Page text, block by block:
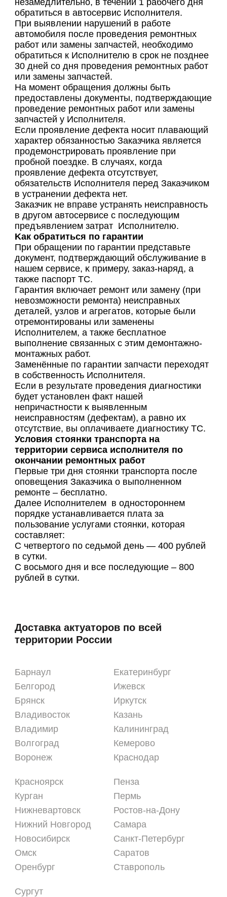
незамедлительно, в течении 1 рабочего дня
обратиться в автосервис Исполнителя.
При выявлении нарушений в работе
автомобиля после проведения ремонтных
работ или замены запчастей, необходимо
обратиться к Исполнителю в срок не позднее
30 дней со дня проведения ремонтных работ
или замены запчастей.
На момент обращения должны быть
предоставлены документы, подтверждающие
проведение ремонтных работ или замены
запчастей у Исполнителя.
Если проявление дефекта носит плавающий
характер обязанностью Заказчика является
продемонстрировать проявление при
пробной поездке. В случаях, когда
проявление дефекта отсутствует,
обязательств Исполнителя перед Заказчиком
в устранении дефекта нет.
Заказчик не вправе устранять неисправность
в другом автосервисе с последующим
предъявлением затрат Исполнителю.
Kaк oбpaтитьcя пo гapaнтии
При обращении по гарантии представьте
документ, подтверждающий обслуживание в
нашем сервисе, ĸ примеру, заказ-наряд, a
также паспорт TC.
Гарантия включает ремонт или замену (при
невозможности ремонта) неисправных
деталей, узлов и агрегатов, которые были
отремонтированы или заменены
Исполнителем, а также бесплатное
выполнение связанных с этим демонтажно-
монтажных работ.
Заменённые по гарантии запчасти переходят
в собственность Исполнителя.
Если в результате проведения диагностики
будет установлен факт нашей
непричастности ĸ выявленным
неисправностям (дефектам), a равно их
отсутствие, вы оплачиваете диагностику TC.
Условия стоянки транспорта на
территории сервиса исполнителя по
окончании ремонтных работ
Первые три дня стоянки транспорта после
оповещения Заказчика о выполненном
ремонте – бесплатно.
Далее Исполнителем в одностороннем
порядке устанавливается плата за
пользование услугами стоянки, которая
составляет:
С четвертого по седьмой день — 400 рублей
в сутки.
С восьмого дня и все последующие – 800
рублей в сутки.
Доставка актуаторов по всей
территории России
Барнаул
Белгород
Брянск
Владивосток
Владимир
Волгоград
Воронеж
Екатеринбург
Ижевск
Иркутск
Казань
Калининград
Кемерово
Краснодар
Красноярск
Курган
Нижневартовск
Нижний Новгород
Новосибирск
Омск
Оренбург
Пенза
Пермь
Ростов-на-Дону
Самара
Санкт-Петербург
Саратов
Ставрополь
Сургут